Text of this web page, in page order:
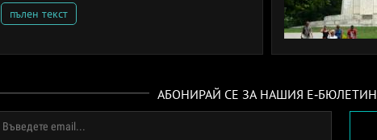
пълен текст
АБОНИРАЙ СЕ ЗА НАШИЯ Е-БЮЛЕТИН